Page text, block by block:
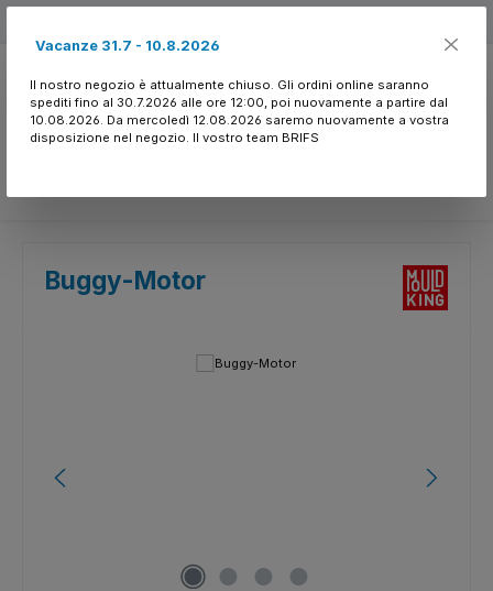
Buggy-Motor
Vacanze 31.7 - 10.8.2026
Il nostro negozio è attualmente chiuso. Gli ordini online saranno
spediti fino al 30.7.2026 alle ore 12:00, poi nuovamente a partire dal
10.08.2026. Da mercoledì 12.08.2026 saremo nuovamente a vostra
disposizione nel negozio. Il vostro team BRIFS